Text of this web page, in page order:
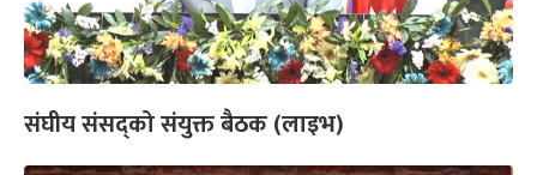
संघीय संसद्को संयुक्त बैठक (लाइभ)